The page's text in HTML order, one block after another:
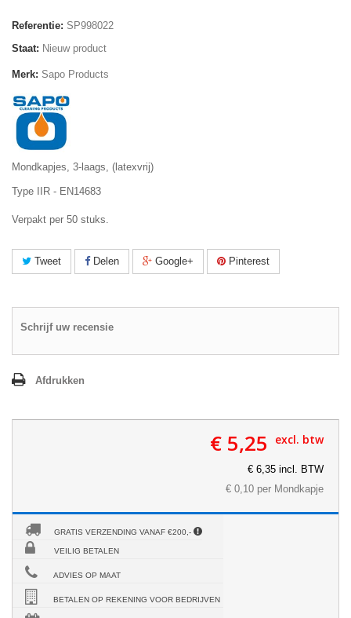
Referentie: SP998022
Staat: Nieuw product
Merk: Sapo Products
Mondkapjes, 3-laags, (latexvrij)
Type IIR - EN14683
Verpakt per 50 stuks.
Tweet Delen Google+ Pinterest
Schrijf uw recensie
Afdrukken
€ 5,25 excl. btw
€ 6,35 incl. BTW
€ 0,10 per Mondkapje
GRATIS VERZENDING VANAF €200,-
VEILIG BETALEN
ADVIES OP MAAT
BETALEN OP REKENING VOOR BEDRIJVEN